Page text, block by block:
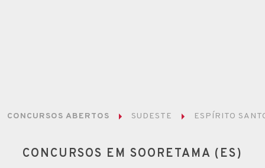
CONCURSOS ABERTOS SUDESTE ESPÍRITO
CONCURSOS EM SOORETAMA (ES)